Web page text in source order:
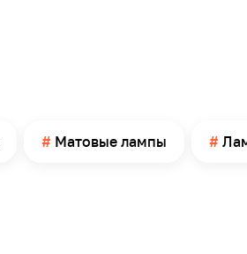
Матовые лампы